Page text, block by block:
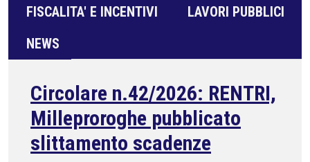
FISCALITA' E INCENTIVI
LAVORI PUBBLICI
NEWS
Circolare n.42/2026: RENTRI,
Milleproroghe pubblicato
slittamento scadenze